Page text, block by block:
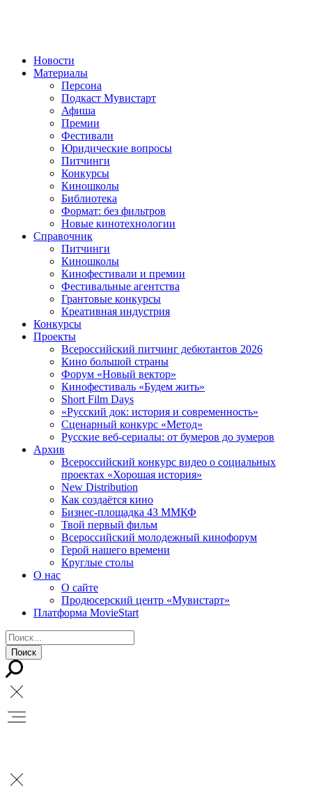
Новости
Материалы
Персона
Подкаст Мувистарт
Афиша
Премии
Фестивали
Юридические вопросы
Питчинги
Конкурсы
Киношколы
Библиотека
Формат: без фильтров
Новые кинотехнологии
Справочник
Питчинги
Киношколы
Кинофестивали и премии
Фестивальные агентства
Грантовые конкурсы
Креативная индустрия
Конкурсы
Проекты
Всероссийский питчинг дебютантов 2026
Кино большой страны
Форум «Новый вектор»
Кинофестиваль «Будем жить»
Short Film Days
«Русский док: история и современность»
Сценарный конкурс «Метод»
Русские веб-сериалы: от бумеров до зумеров
Архив
Всероссийский конкурс видео о социальных
проектах «Хорошая история»
New Distribution
Как создаётся кино
Бизнес-площадка 43 ММКФ
Твой первый фильм
Всероссийский молодежный кинофорум
Герой нашего времени
Круглые столы
О нас
О сайте
Продюсерский центр «Мувистарт»
Платформа MovieStart